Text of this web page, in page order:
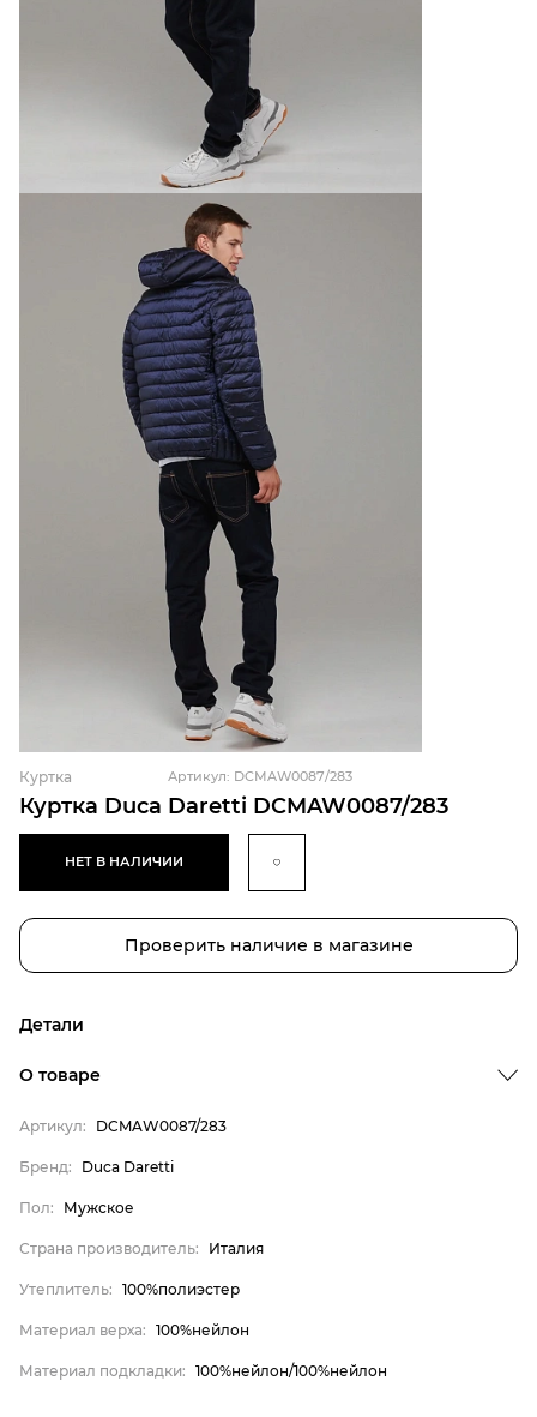
Куртка Duca Daretti DCMAW0087/283
Куртка Артикул: DCMAW0087/283
НЕТ В НАЛИЧИИ
Проверить наличие в магазине
Детали
Бренд
Материал подкладки
Duca Daretti
Мужское
О товаре
Артикул: DCMAW0087/283
Бренд: Duca Daretti
Пол: Мужское
Страна производитель: Италия
Утеплитель: 100%полиэстер
Материал верха: 100%нейлон
Материал подкладки: 100%нейлон/100%нейлон